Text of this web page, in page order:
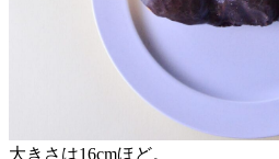
大きさは16cmほど。